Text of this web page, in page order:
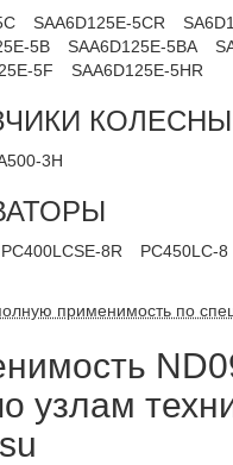
SAA6D125E-5CR
5B SAA6D125E-5BA
5F SAA6D125E-5HR
3H
PC400LCSE-8R PC450LC-8
применимость по
узлам